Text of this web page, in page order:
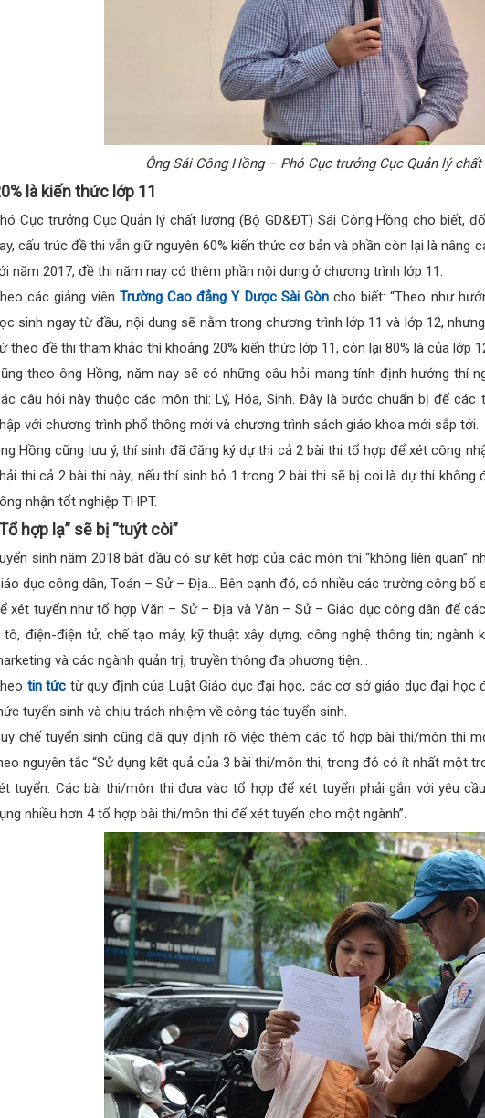
Ông Sái Công Hồng – Phó Cục trưởng Cục Quản lý
là kiến thức lớp 11
Cục trưởng Cục Quản lý chất lượng (Bộ GD&ĐT) Sái Công Hồng cho biết,
cấu trúc đề thi vẫn giữ nguyên 60% kiến thức cơ bản và phần còn lại là nâng
năm 2017, đề thi năm nay có thêm phần nội dung ở chương trình lớp 11.
các giảng viên Trường Cao đẳng Y Dược Sài Gòncho biết: “Theo như
sinh ngay từ đầu, nội dung sẽ nằm trong chương trình lớp 11 và lớp 12,
theo đề thi tham khảo thì khoảng 20% kiến thức lớp 11, còn lại 80% là của lớp
theo ông Hồng, năm nay sẽ có những câu hỏi mang tính định hướng thí
câu hỏi này thuộc các môn thi: Lý, Hóa, Sinh. Đây là bước chuẩn bị để các
với chương trình phổ thông mới và chương trình sách giáo khoa mới sắp tới.
Hồng cũng lưu ý, thí sinh đã đăng ký dự thi cả 2 bài thi tổ hợp để xét công
thi cả 2 bài thi này; nếu thí sinh bỏ 1 trong 2 bài thi sẽ bị coi là dự thi
nhận tốt nghiệp THPT.
hợp lạ” sẽ bị “tuýt còi”
sinh năm 2018 bắt đầu có sự kết hợp của các môn thi “không liên quan”
dục công dân, Toán – Sử – Địa… Bên cạnh đó, có nhiều các trường công bố
xét tuyển như tổ hợp Văn – Sử – Địa và Văn – Sử – Giáo dục công dân để
tô, điện-điện tử, chế tạo máy, kỹ thuật xây dựng, công nghệ thông tin; ngành
và các ngành quản trị, truyền thông đa phương tiện…
tin tức từ quy định của Luật Giáo dục đại học, các cơ sở giáo dục đại học
tuyển sinh và chịu trách nhiệm về công tác tuyển sinh.
chế tuyển sinh cũng đã quy định rõ việc thêm các tổ hợp bài thi/môn thi
nguyên tắc “Sử dụng kết quả của 3 bài thi/môn thi, trong đó có ít nhất một
tuyển. Các bài thi/môn thi đưa vào tổ hợp để xét tuyển phải gắn với yêu
nhiều hơn 4 tổ hợp bài thi/môn thi để xét tuyển cho một ngành”.